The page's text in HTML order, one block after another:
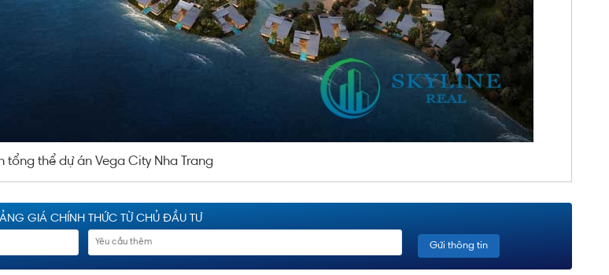
tổng thể dự án Vega City Nha Trang
GIÁ CHÍNH THỨC TỪ CHỦ ĐẦU TƯ